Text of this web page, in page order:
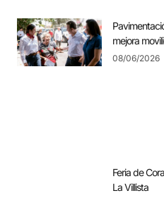
mejora
08/06/2026
Feria de
La Villista